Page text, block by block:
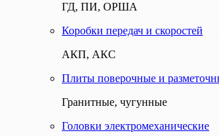
ГД, ПИ, ОРША
Коробки передач и скоростей
АКП, АКС
Плиты поверочные и
Гранитные, чугунные
Головки электромеханические